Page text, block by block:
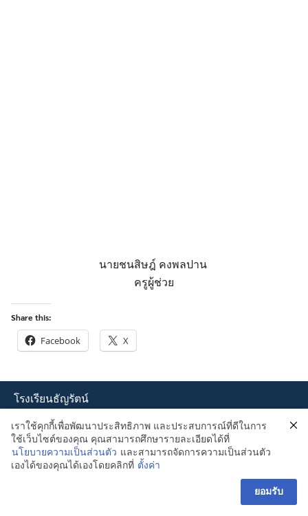
นายชนสิษฎ์ คงพลปาน
ครูผู้ช่วย
Share this:
Facebook X
โรงเรียนธัญรัตน์
104 ถนน รังสิต – นครนายก
ตำบล รังสิต อำเภอธัญบุรี
ปทุมธานี 12110
เราใช้คุกกี้เพื่อพัฒนาประสิทธิภาพ และประสบการณ์ที่ดีในการ
ใช้เว็บไซต์ของคุณ คุณสามารถศึกษารายละเอียดได้ที่
นโยบายความเป็นส่วนตัว และสามารถจัดการความเป็นส่วนตัว
เองได้ของคุณได้เองโดยคลิกที่ ตั้งค่า
ยอมรับ